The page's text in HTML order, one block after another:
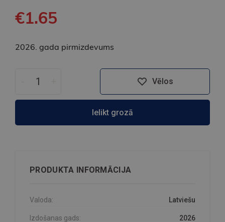
€1.65
2026. gada pirmizdevums
Vēlos
Ielikt grozā
PRODUKTA INFORMĀCIJA
Valoda: Latviešu
Izdošanas gads: 2026